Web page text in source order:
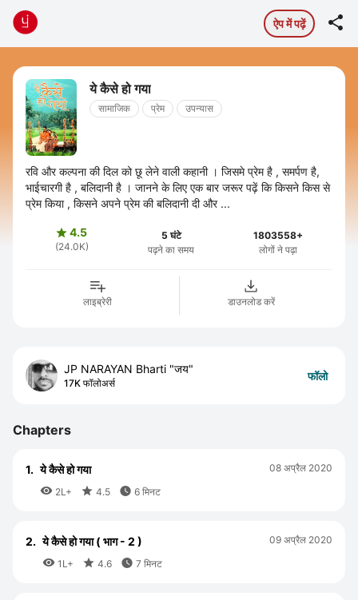
ऐप में पढ़ें 
ये कैसे हो गया
सामाजिक प्रेम उपन्यास
रवि और कल्पना की दिल को छू लेने वाली कहानी । जिसमे प्रेम है , समर्पण है,
भाईचारगी है , बलिदानी है । जानने के लिए एक बार जरूर पढ़ें कि किसने किस से
प्रेम किया , किसने अपने प्रेम की बलिदानी दी और ...
4.5
(24.0K)
5 घंटे
पढ़ने का समय
1803558+
लोगों ने पढ़ा
लाइब्रेरी डाउनलोड करें
JP NARAYAN Bharti "जय"
17K फॉलोअर्स
फॉलो
Chapters
1. ये कैसे हो गया
 2L+  4.5  6 मिनट
08 अप्रैल 2020
2. ये कैसे हो गया ( भाग - 2 )
 1L+  4.6  7 मिनट
09 अप्रैल 2020